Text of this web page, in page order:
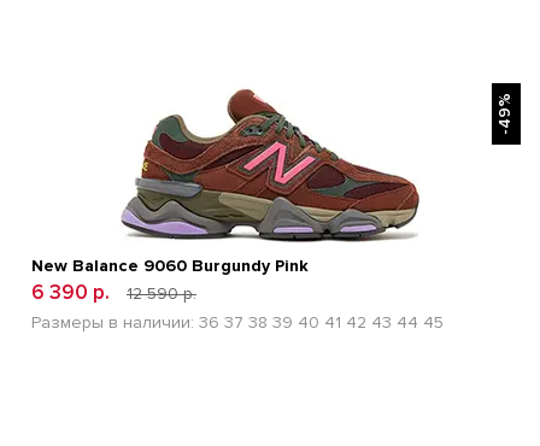
-49%
New Balance 9060 Burgundy Pink
6 390 р.
12 590 р.
Размеры в наличии: 36 37 38 39 40 41 42 43 44 45